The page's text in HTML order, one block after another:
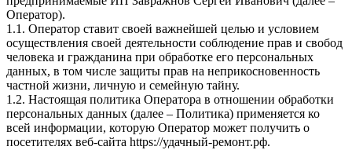
Оператор).
1.1. Оператор ставит своей важнейшей целью и условием
осуществления своей деятельности соблюдение прав и свобод
человека и гражданина при обработке его персональных
данных, в том числе защиты прав на неприкосновенность
частной жизни, личную и семейную тайну.
1.2. Настоящая политика Оператора в отношении обработки
персональных данных (далее – Политика) применяется ко
всей информации, которую Оператор может получить о
посетителях веб-сайта https://удачный-ремонт.рф.